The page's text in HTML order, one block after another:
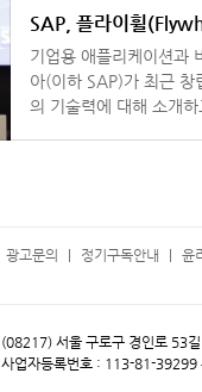
SAP, 플라이휠
기업용 애플리케이션과
아(이하 SAP)가 최근 창
의 기술력에 대해 소개하고 향후 지향점을
광고문의 정기구독안내 윤
(08217) 서울 구로구 경인로 53
사업자등록번호 : 113-81-39299